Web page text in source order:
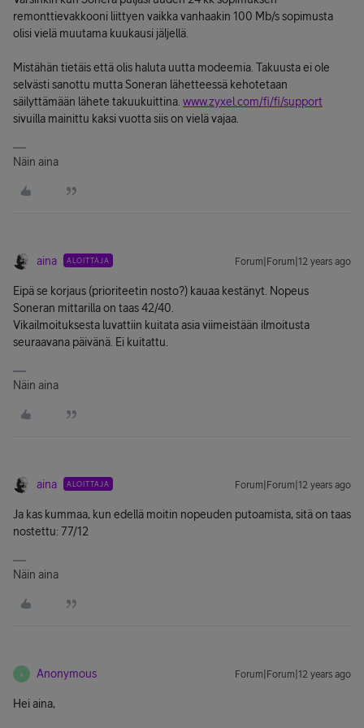
remonttievakkooni liittyen vaikka vanhaakin 100 Mb/s sopimusta
olisi vielä muutama kuukausi jäljellä.
Mistähän tietäis että olis haluta uutta modeemia. Takuusta ei ole
selvästi sanottu mutta Soneran lähetteessä kehotetaan
säilyttämään lähete takuukuittina. www.zyxel.com/fi/fi/support
sivuilla mainittu kaksi vuotta siis on vielä vajaa.
Näin aina
aina ALOITTAJA Forum|Forum|12 years ago
Eipä se korjaus (prioriteetin nosto?) kauaa kestänyt. Nopeus
Soneran mittarilla on taas 42/40.
Vikailmoituksesta luvattiin kuitata asia viimeistään ilmoitusta
seuraavana päivänä. Ei kuitattu.
Näin aina
aina ALOITTAJA Forum|Forum|12 years ago
Ja kas kummaa, kun edellä moitin nopeuden putoamista, sitä on taas
nostettu: 77/12
Näin aina
A Anonymous Forum|Forum|12 years ago
Hei aina,